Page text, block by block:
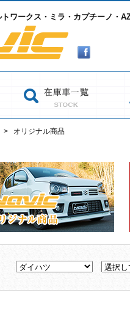
ワークス・ミラ・カプチーノ・
オリジナル商品